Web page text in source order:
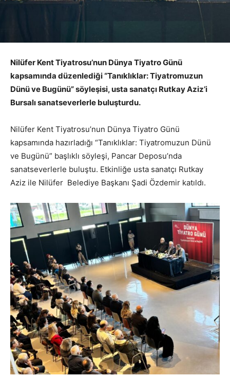
Nilüfer Kent Tiyatrosu’nun Dünya Tiyatro Günü
kapsamında düzenlediği “Tanıklıklar: Tiyatromuzun
Dünü ve Bugünü” söyleşisi, usta sanatçı Rutkay Aziz’i
Bursalı sanatseverlerle buluşturdu.
Nilüfer Kent Tiyatrosu’nun Dünya Tiyatro Günü
kapsamında hazırladığı “Tanıklıklar: Tiyatromuzun Dünü
ve Bugünü” başlıklı söyleşi, Pancar Deposu’nda
sanatseverlerle buluştu. Etkinliğe usta sanatçı Rutkay
Aziz ile Nilüfer Belediye Başkanı Şadi Özdemir katıldı.